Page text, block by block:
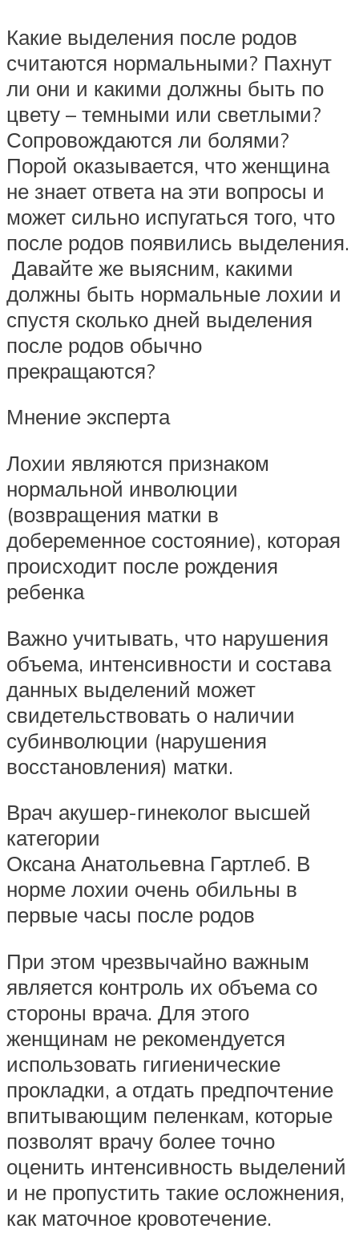
Какие выделения после родов
считаются нормальными? Пахнут
ли они и какими должны быть по
цвету – темными или светлыми?
Сопровождаются ли болями?
Порой оказывается, что женщина
не знает ответа на эти вопросы и
может сильно испугаться того, что
после родов появились выделения.
Давайте же выясним, какими
должны быть нормальные лохии и
спустя сколько дней выделения
после родов обычно
прекращаются?
Мнение эксперта
Лохии являются признаком
нормальной инволюции
(возвращения матки в
добеременное состояние), которая
происходит после рождения
ребенка
Важно учитывать, что нарушения
объема, интенсивности и состава
данных выделений может
свидетельствовать о наличии
субинволюции (нарушения
восстановления) матки.
Врач акушер-гинеколог высшей
категории
Оксана Анатольевна Гартлеб. В
норме лохии очень обильны в
первые часы после родов
При этом чрезвычайно важным
является контроль их объема со
стороны врача. Для этого
женщинам не рекомендуется
использовать гигиенические
прокладки, а отдать предпочтение
впитывающим пеленкам, которые
позволят врачу более точно
оценить интенсивность выделений
и не пропустить такие осложнения,
как маточное кровотечение.